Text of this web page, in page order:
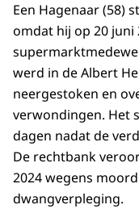
Een Hagenaar (58)
omdat hij op 20 juni
werd in de Albert
neergestoken en
verwondingen. Het
dagen nadat de
De rechtbank
2024 wegens
dwangverpleging.